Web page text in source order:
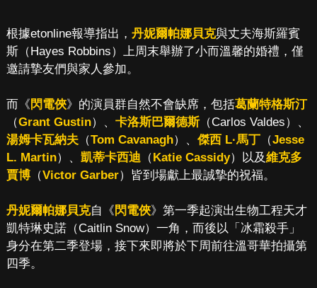
根據etonline報導指出， 丹妮爾帕娜貝克與丈夫海斯羅賓
斯（Hayes Robbins）上周末舉辦了小而溫馨的婚禮，僅
邀請摯友們與家人參加。
而《閃電俠》的演員群自然不會缺席，包括葛蘭特格斯汀
（Grant Gustin）、 卡洛斯巴爾德斯（Carlos Valdes）、
湯姆卡瓦納夫（Tom Cavanagh）、 傑西 L·馬丁（Jesse
L. Martin）、 凱蒂卡西迪（ Katie Cassidy）以及維克多
賈博（Victor Garber）皆到場獻上最誠摯的祝福。
丹妮爾帕娜貝克自《閃電俠》第一季起演出生物工程天才
凱特琳史諾（Caitlin Snow）一角，而後以「冰霜殺手」
身分在第二季登場，接下來即將於下周前往溫哥華拍攝第
四季。